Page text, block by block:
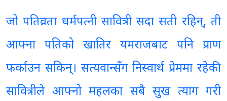
जो पतिव्रता धर्मपत्नी सावित्री सदा सती रहिन्, ती
आफ्ना पतिको खातिर यमराजबाट पनि प्राण
फर्काउन सकिन्। सत्यवान्सँग निस्वार्थ प्रेममा रहेकी
सावित्रीले आफ्नो महलका सबै सुख त्याग गरी